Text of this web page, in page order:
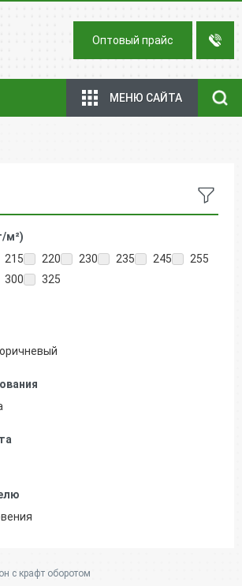
Оптовый прайс
МЕНЮ САЙТА
м²)
215 220 230 235 245
255
300
325
с крафт оборотом